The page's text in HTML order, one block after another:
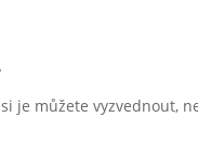
je můžete vyzvednout,